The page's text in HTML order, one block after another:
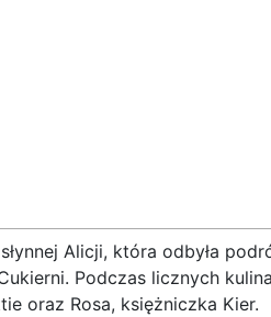
Alicji, która odbyła
Podczas licznych
oraz Rosa, księżniczka Kier.